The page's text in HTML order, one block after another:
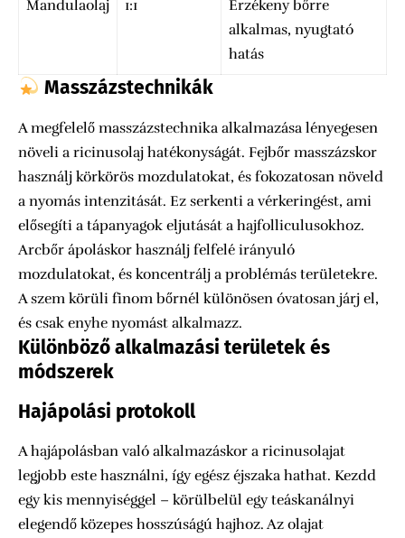
Mandulaolaj 1:1
Érzékeny bőrre
alkalmas, nyugtató
hatás
Masszázstechnikák
A megfelelő masszázstechnika alkalmazása lényegesen
növeli a ricinusolaj hatékonyságát. Fejbőr masszázskor
használj körkörös mozdulatokat, és fokozatosan növeld
a nyomás intenzitását. Ez serkenti a vérkeringést, ami
elősegíti a tápanyagok eljutását a hajfolliculusokhoz.
Arcbőr ápoláskor használj felfelé irányuló
mozdulatokat, és koncentrálj a problémás területekre.
A szem körüli finom bőrnél különösen óvatosan járj el,
és csak enyhe nyomást alkalmazz.
Különböző alkalmazási területek és
módszerek
Hajápolási protokoll
A hajápolásban való alkalmazáskor a ricinusolajat
legjobb este használni, így egész éjszaka hathat. Kezdd
egy kis mennyiséggel – körülbelül egy teáskanálnyi
elegendő közepes hosszúságú hajhoz. Az olajat